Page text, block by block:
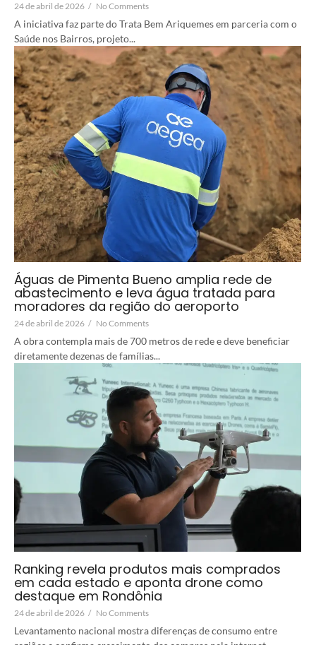
24 de abril de 2026 / No Comments
A iniciativa faz parte do Trata Bem Ariquemes em parceria com o
Saúde nos Bairros, projeto...
Águas de Pimenta Bueno amplia rede de
abastecimento e leva água tratada para
moradores da região do aeroporto
24 de abril de 2026 / No Comments
A obra contempla mais de 700 metros de rede e deve beneficiar
diretamente dezenas de famílias...
Ranking revela produtos mais comprados
em cada estado e aponta drone como
destaque em Rondônia
24 de abril de 2026 / No Comments
Levantamento nacional mostra diferenças de consumo entre